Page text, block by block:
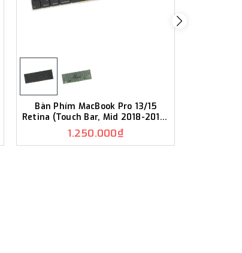
Bàn Phím MacBook Pro 13/15
Retina (Touch Bar, Mid 2018-2019)
K132
1.250.000₫